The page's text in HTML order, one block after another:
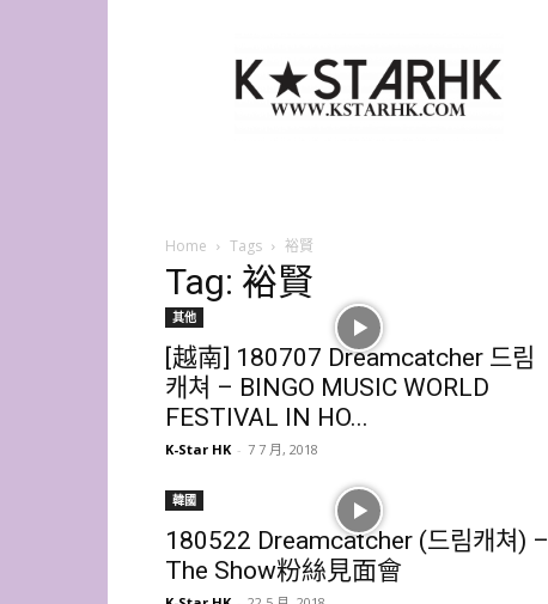
Star
HK
Home Tags 裕賢
Tag: 裕賢
其他
[越南] 180707 Dreamcatcher 드림
캐쳐 – BINGO MUSIC WORLD
FESTIVAL IN HO...
K-Star HK - 7 7 月, 2018
韓國
180522 Dreamcatcher (드림캐쳐) –
The Show粉絲見面會